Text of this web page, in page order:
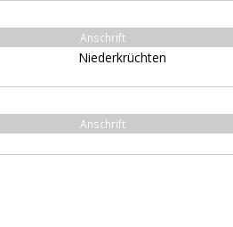
Anschrift
Niederkrüchten
Anschrift